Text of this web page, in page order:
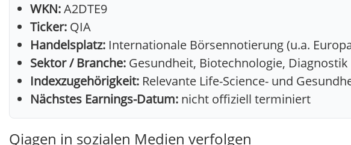
WKN:A2DTE9
Ticker: QIA
Handelsplatz: Internationale Börsennotierung (u.a.
Sektor / Branche: Gesundheit, Biotechnologie, Diagnostik
Indexzugehörigkeit: Relevante Life-Science- und
Nächstes Earnings-Datum: nicht offiziell terminiert
Qiagen in sozialen Medien verfolgen